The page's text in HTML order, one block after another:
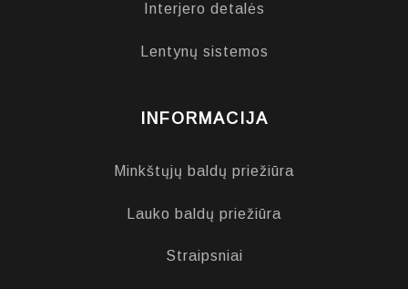
Interjero detalės
Lentynų sistemos
INFORMACIJA
Minkštųjų baldų priežiūra
Lauko baldų priežiūra
Straipsniai